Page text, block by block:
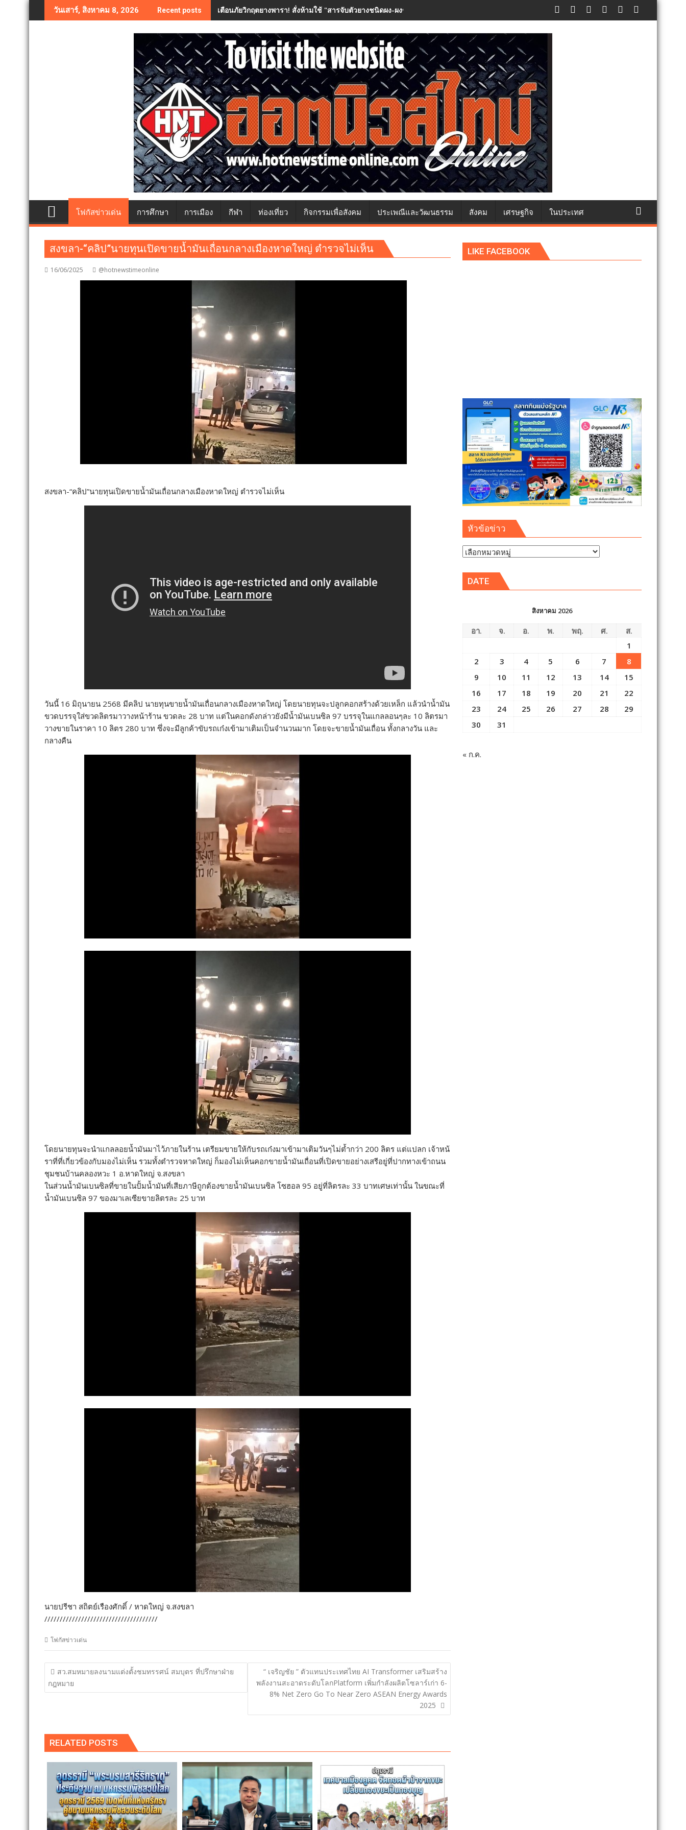
to
วันเสาร์, สิงหาคม 8, 2026 Recent posts เตือนภัยวิกฤตยางพารา! สั่งห้ามใช้ "สารจับตัวยางชนิดผง-ผงขาว" โรงงานประกาศปฏิเสธรับซื้อทันที ปรับขั้นต่ำ 20,000 บาท พร้อมจ่อฟ้องดำเนินคดี
โฟกัสข่าวเด่น การศึกษา การเมือง กีฬา ท่องเที่ยว กิจกรรมเพื่อสังคม ประเพณีและวัฒนธรรม สังคม เศรษฐกิจ ในประเทศ
สงขลา-“คลิป”นายทุนเปิดขายน้ำมันเถื่อนกลางเมืองหาดใหญ่ ตำรวจไม่เห็น
16/06/2025 @hotnewstimeonline
สงขลา-“คลิป”นายทุนเปิดขายน้ำมันเถื่อนกลางเมืองหาดใหญ่ ตำรวจไม่เห็น
วันนี้ 16 มิถุนายน 2568 มีคลิป นายทุนขายน้ำมันเถื่อนกลางเมืองหาดใหญ่ โดยนายทุนจะปลูกคอกสร้างด้วยเหล็ก แล้วนำน้ำมัน
ขวดบรรจุใส่ขวดลิตรมาวางหน้าร้าน ขวดละ 28 บาท แต่ในคอกดังกล่าวยังมีน้ำมันเบนซิล 97 บรรจุในแกลลอนๆละ 10 ลิตรมา
วางขายในราคา 10 ลิตร 280 บาท ซึ่งจะมีลูกค้าขับรถเก๋งเข้ามาเติมเป็นจำนวนมาก โดยจะขายน้ำมันเถื่อน ทั้งกลางวัน และ
กลางคืน
โดยนายทุนจะนำแกลลอยน้ำมันมาไว้ภายในร้าน เตรียมขายให้กับรถเก๋งมาเข้ามาเติมวันๆไม่ต้ำกว่า 200 ลิตร แต่แปลก เจ้าหน้
ราที่ที่เกี่ยวข้องกับมองไม่เห็น รวมทั้งตำรวจหาดใหญ่ ก็มองไม่เห็นคอกขายน้ำมันเถื่อนที่เปิดขายอย่างเสรีอยู่ที่ปากทางเข้าถนน
ชุมชนบ้านคลองหวะ 1 อ.หาดใหญ่ จ.สงขลา
ในส่วนน้ำมันเบนซิลที่ขายในปั้มน้ำมันที่เสียภาษีถูกต้องขายน้ำมันเบนซิล โซฮอล 95 อยู่ที่ลิตรละ 33 บาทเศษเท่านั้น ในขณะที่
น้ำมันเบนซิล 97 ของมาเลเซียขายลิตรละ 25 บาท
นายปรีชา สถิตย์เรืองศักดิ์ / หาดใหญ่ จ.สงขลา
/////////////////////////////////////
โฟกัสข่าวเด่น
แนะแนว
เรื่อง
สว.สมหมายลงนามแต่งตั้งชมทรรศน์ สมบุตร ที่ปรึกษาฝ่าย
กฎหมาย
“ เจริญชัย ” ตัวแทนประเทศไทย AI Transformer เสริมสร้าง
พลังงานสะอาดระดับโลกPlatform เพิ่มกำลังผลิตโซลาร์เก่า 6-
8% Net Zero Go To Near Zero ASEAN Energy Awards
2025
RELATED POSTS
LIKE FACEBOOK
หัวข้อข่าว
หัวข้อ
DATE
สิงหาคม 2026
อา. จ. อ. พ. พฤ. ศ.
ส.
1
2
3 4 5 6 7
8
9
10 11 12 13 14
15
16
17 18 19 20 21
22
23
24 25 26 27 28
29
30
31
« ก.ค.